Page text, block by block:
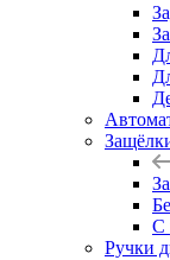
С
Ручки